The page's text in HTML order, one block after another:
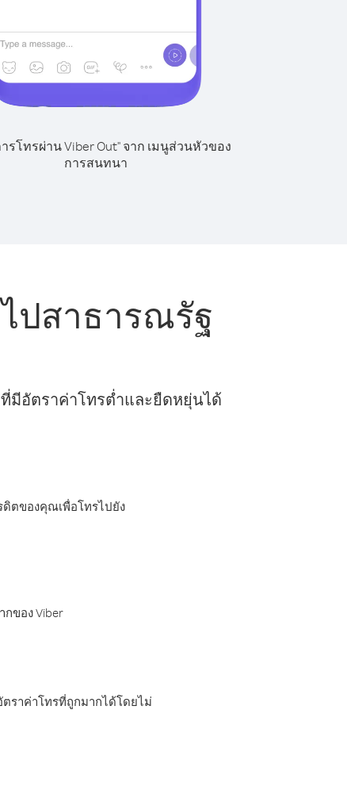
ารโทรผ่าน Viber Out" จาก เมนูส่วนหัวของ
การสนทนา
ปสาธารณรัฐ
มีอัตราค่าโทรต่ำและยืดหยุ่นได้
ดิตของคุณเพื่อโทรไปยัง
ของ Viber
ราค่าโทรที่ถูกมากได้โดยไม่